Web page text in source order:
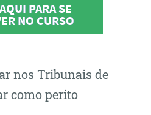
PARA SE
NO CURSO
nos Tribunais de
como perito